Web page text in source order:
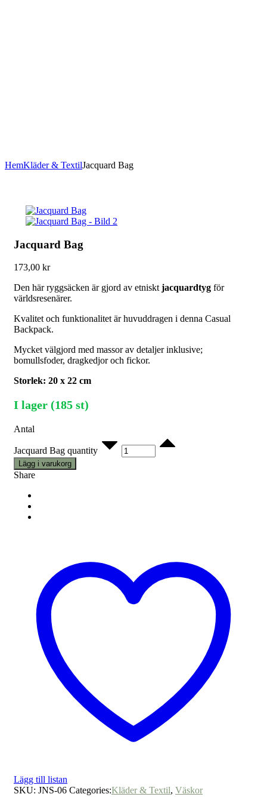
HemKläder & TextilJacquard Bag
Jacquard Bag
173,00 kr
Den här ryggsäcken är gjord av etnisktjacquardtyg för
världsresenärer.
Kvalitet och funktionalitet är huvuddragen i denna Casual
Backpack.
Mycket välgjord med massor av detaljer inklusive;
bomullsfoder, dragkedjor och fickor.
Storlek: 20 x 22 cm
I lager (185 st)
Antal
Jacquard Bag quantity
Lägg i varukorg
Share
Lägg till listan
SKU: JNS-06 Categories:Kläder & Textil, Väskor